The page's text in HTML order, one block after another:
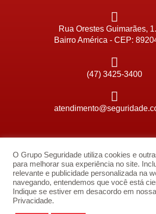
Rua Orestes Guimarães,
Bairro América - CEP:
(47) 3425-3400
F
a
c
I
n
s
L
i
n
Y
o
u
O Grupo Seguridade utiliza cookies e
para melhorar sua experiência no site.
relevante e publicidade personalizada na
navegando, entendemos que você está
Indique se estiver em desacordo em
Privacidade.